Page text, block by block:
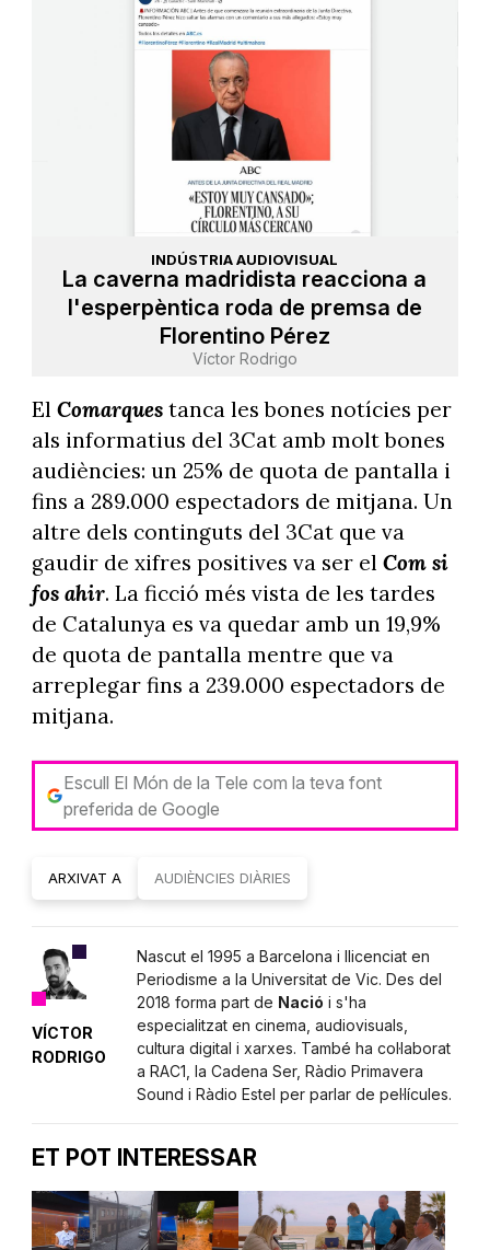
INDÚSTRIA AUDIOVISUAL
La caverna madridista reacciona a
l'esperpèntica roda de premsa de
Florentino Pérez
Víctor Rodrigo
El Comarquestanca les bones notícies per
als informatius del 3Cat amb molt bones
audiències: un 25% de quota de pantalla i
fins a 289.000 espectadors de mitjana. Un
altre dels continguts del 3Cat que va
gaudir de xifres positives va ser el Com si
fos ahir. La ficció més vista de les tardes
de Catalunya es va quedar amb un 19,9%
de quota de pantalla mentre que va
arreplegar fins a 239.000 espectadors de
mitjana.
Escull El Món de la Tele com la teva font
preferida de Google
ARXIVAT A AUDIÈNCIES DIÀRIES
VÍCTOR
RODRIGO
Nascut el 1995 a Barcelona i llicenciat en
Periodisme a la Universitat de Vic. Des del
2018 forma part de Nació i s'ha
especialitzat en cinema, audiovisuals,
cultura digital i xarxes. També ha col·laborat
a RAC1, la Cadena Ser, Ràdio Primavera
Sound i Ràdio Estel per parlar de pel·lícules.
ET POT INTERESSAR